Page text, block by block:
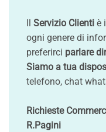
Servizio Clienti è
ogni genere di
preferirci parlare
Siamo a tua
telefono, chat
Richieste
R.Pagini